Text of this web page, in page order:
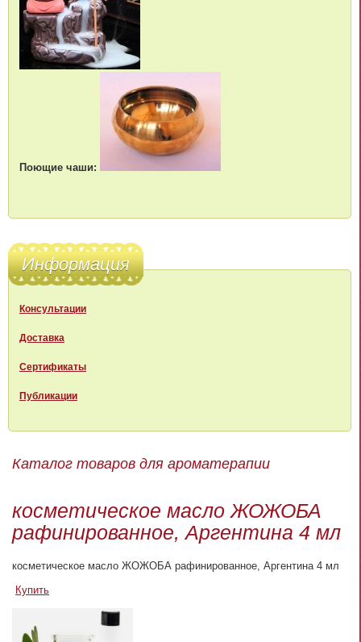
Поющие чаши:
Информация
Консультации
Доставка
Сертификаты
Публикации
Каталог товаров для ароматерапии
косметическое масло ЖОЖОБА
рафинированное, Аргентина 4 мл
косметическое масло ЖОЖОБА рафинированное, Аргентина 4 мл
Купить